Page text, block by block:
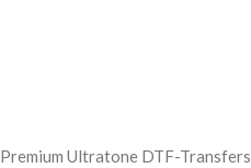
Premium Ultratone DTF-Transfers